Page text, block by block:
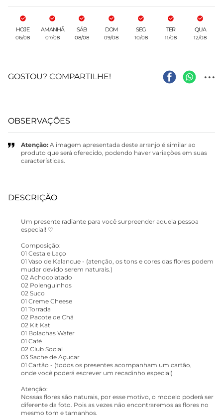
HOJE
06/08
AMANHÃ
07/08
SÁB
08/08
DOM
09/08
SEG
10/08
TER
11/08
QUA
12/08
GOSTOU? COMPARTILHE! ...
OBSERVAÇÕES
Atenção: A imagem apresentada deste arranjo é similar ao
produto que será oferecido, podendo haver variações em suas
características.
DESCRIÇÃO
Um presente radiante para você surpreender aquela pessoa
especial! ♡
Composição:
01 Cesta e Laço
01 Vaso de Kalancue - (atenção, os tons e cores das flores podem
mudar devido serem naturais.)
02 Achocolatado
02 Polenguinhos
02 Suco
01 Creme Cheese
01 Torrada
02 Pacote de Chá
02 Kit Kat
01 Bolachas Wafer
01 Café
02 Club Social
03 Sache de Açucar
01 Cartão - (todos os presentes acompanham um cartão,
onde você poderá escrever um recadinho especial)
Atenção:
Nossas flores são naturais, por esse motivo, o modelo poderá ser
diferente da foto. Pois as vezes não encontraremos as flores no
mesmo tom e tamanhos.